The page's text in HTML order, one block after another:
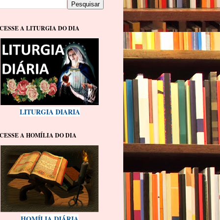
A LITURGIA DO DIA
LITURGIA DIARIA
A HOMÍLIA DO DIA